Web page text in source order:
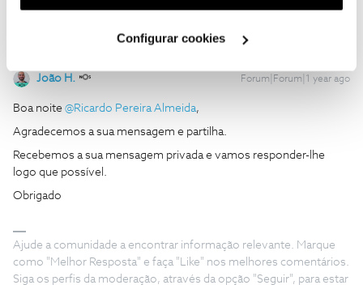
utilização dos cookies clicando em "Configurar
Configurar cookies
João H. Forum|Forum|1 year ago
Boa noite ​ @Ricardo Pereira Almeida,
Agradecemos a sua mensagem e partilha.
Recebemos a sua mensagem privada e vamos responder-lhe
logo que possível.
Obrigado
Ajude a comunidade a encontrar informação relevante. Marque
como "Melhor Resposta" e faça "Like" nos melhores comentários.
Siga os perfis da moderação, através da opção "Seguir", para estar